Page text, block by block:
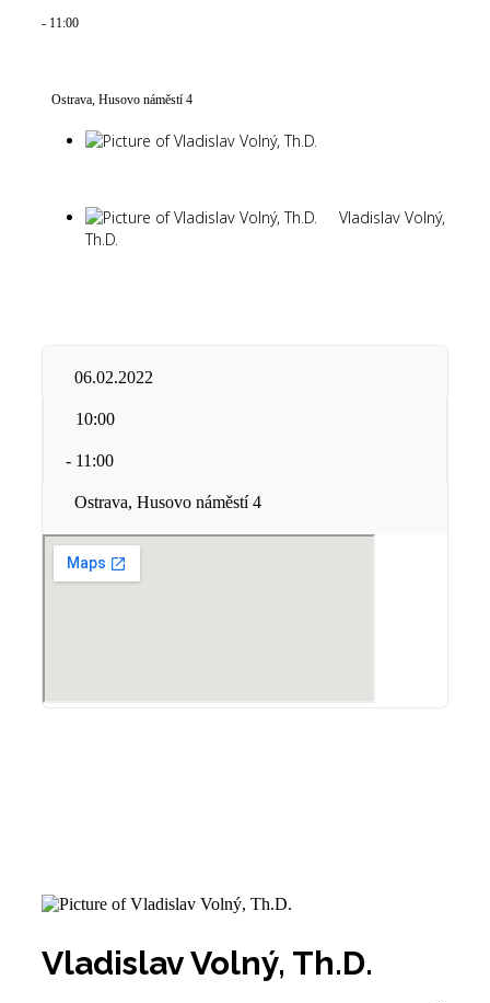
- 11:00
Ostrava, Husovo náměstí 4
Vladislav Volný,
Th.D.
06.02.2022
10:00
- 11:00
Ostrava, Husovo náměstí 4
Vladislav Volný, Th.D.